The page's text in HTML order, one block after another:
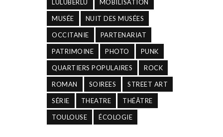
LULUBERLU MOBILISATION
MUSÉE NUIT DES MUSÉES
OCCITANIE PARTENARIAT
PATRIMOINE PHOTO PUNK
QUARTIERS POPULAIRES ROCK
ROMAN SOIREES STREET ART
SÉRIE THEATRE THÉÂTRE
TOULOUSE ÉCOLOGIE